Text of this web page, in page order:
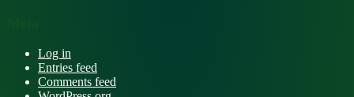
Log in
Entries feed
Comments feed